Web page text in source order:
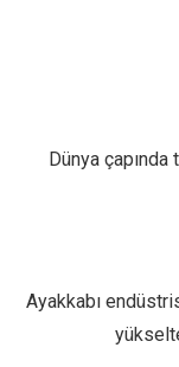
Dünya çapında
Ayakkabı